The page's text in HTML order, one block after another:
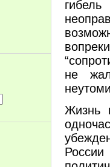
не
Жизнь